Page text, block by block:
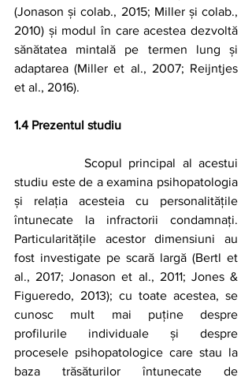
(Jonason și colab., 2015; Miller și colab.,
2010) și modul în care acestea dezvoltă
sănătatea mintală pe termen lung și
adaptarea (Miller et al., 2007; Reijntjes
et al., 2016).
1.4 Prezentul studiu
studiu este de a examina psihopatologia
și relația acesteia cu personalitățile
întunecate la infractorii condamnați.
Particularitățile acestor dimensiuni au
fost investigate pe scară largă (Bertl et
al., 2017; Jonason et al., 2011; Jones &
Figueredo, 2013); cu toate acestea, se
cunosc mult mai puține despre
profilurile individuale și despre
procesele psihopatologice care stau la
baza trăsăturilor întunecate de